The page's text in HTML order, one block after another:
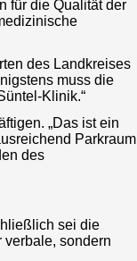
für die Qualität der
des Landkreises
muss die
Klinik.“
„Das ist ein
Parkraum
des
sei die
verbale, sondern